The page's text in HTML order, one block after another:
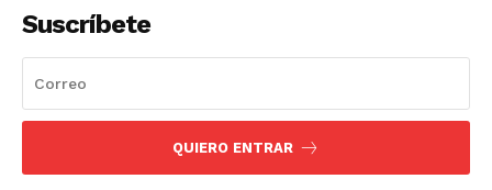
Suscríbete
QUIERO ENTRAR